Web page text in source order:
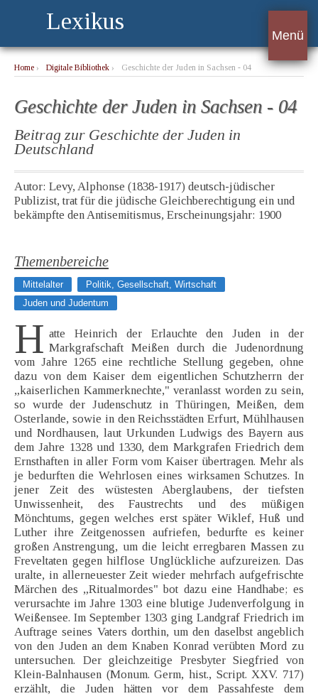
Lexikus
Menü
Home › Digitale Bibliothek › Geschichte der Juden in Sachsen - 04
Geschichte der Juden in Sachsen - 04
Beitrag zur Geschichte der Juden in
Deutschland
Autor: Levy, Alphonse (1838-1917) deutsch-jüdischer
Publizist, trat für die jüdische Gleichberechtigung ein und
bekämpfte den Antisemitismus, Erscheinungsjahr: 1900
Themenbereiche
Mittelalter
Politik, Gesellschaft, Wirtschaft
Juden und Judentum
H atte Heinrich der Erlauchte den Juden in der
Markgrafschaft Meißen durch die Judenordnung
vom Jahre 1265 eine rechtliche Stellung gegeben, ohne
dazu von dem Kaiser dem eigentlichen Schutzherrn der
„kaiserlichen Kammerknechte," veranlasst worden zu sein,
so wurde der Judenschutz in Thüringen, Meißen, dem
Osterlande, sowie in den Reichsstädten Erfurt, Mühlhausen
und Nordhausen, laut Urkunden Ludwigs des Bayern aus
dem Jahre 1328 und 1330, dem Markgrafen Friedrich dem
Ernsthaften in aller Form vom Kaiser übertragen. Mehr als
je bedurften die Wehrlosen eines wirksamen Schutzes. In
jener Zeit des wüstesten Aberglaubens, der tiefsten
Unwissenheit, des Faustrechts und des müßigen
Mönchtums, gegen welches erst später Wiklef, Huß und
Luther ihre Zeitgenossen aufriefen, bedurfte es keiner
großen Anstrengung, um die leicht erregbaren Massen zu
Freveltaten gegen hilflose Unglückliche aufzureizen. Das
uralte, in allerneuester Zeit wieder mehrfach aufgefrischte
Märchen des „Ritualmordes" bot dazu eine Handhabe; es
verursachte im Jahre 1303 eine blutige Judenverfolgung in
Weißensee. Im September 1303 ging Landgraf Friedrich im
Auftrage seines Vaters dorthin, um den daselbst angeblich
von den Juden an dem Knaben Konrad verübten Mord zu
untersuchen. Der gleichzeitige Presbyter Siegfried von
Klein-Balnhausen (Monum. Germ, hist., Script. XXV. 717)
erzählt, die Juden hätten vor dem Passahfeste dem